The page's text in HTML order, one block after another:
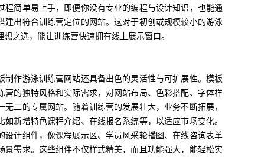
程简单易上手，即便你没有专业的编程与设计知识，也能通
建出符合训练营定位的网站。这对于初创或规模较小的游泳
之选，能让训练营快速拥有线上展示窗口。
制作游泳训练营网站还具备出色的灵活性与可扩展性。模板
营的独特风格和实际需求，对网站布局、色彩搭配、字体样
二的专属网站。随着训练营的发展壮大，业务不断拓展，
新增特色课程介绍、在线报名系统等，以适应市场变化。
设计组件，像课程展示区、学员风采轮播图、在线咨询表单
景需求。这些组件不仅样式精美，而且功能强大，能轻松实